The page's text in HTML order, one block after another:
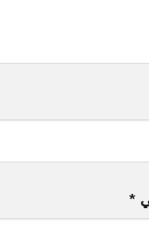
*